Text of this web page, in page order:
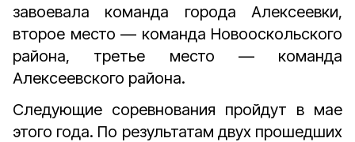
завоевала команда города Алексеевки,
второе место — команда Новооскольского
района, третье место — команда
Алексеевского района.
Следующие соревнования пройдут в мае
этого года. По результатам двух прошедших